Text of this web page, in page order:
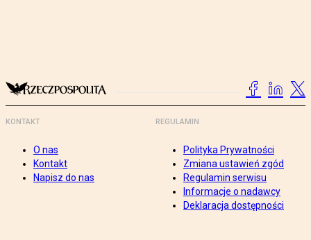
KONTAKT
O nas
Kontakt
Napisz do nas
REGULAMIN
Polityka Prywatności
Zmiana ustawień zgód
Regulamin serwisu
Informacje o nadawcy
Deklaracja dostępności